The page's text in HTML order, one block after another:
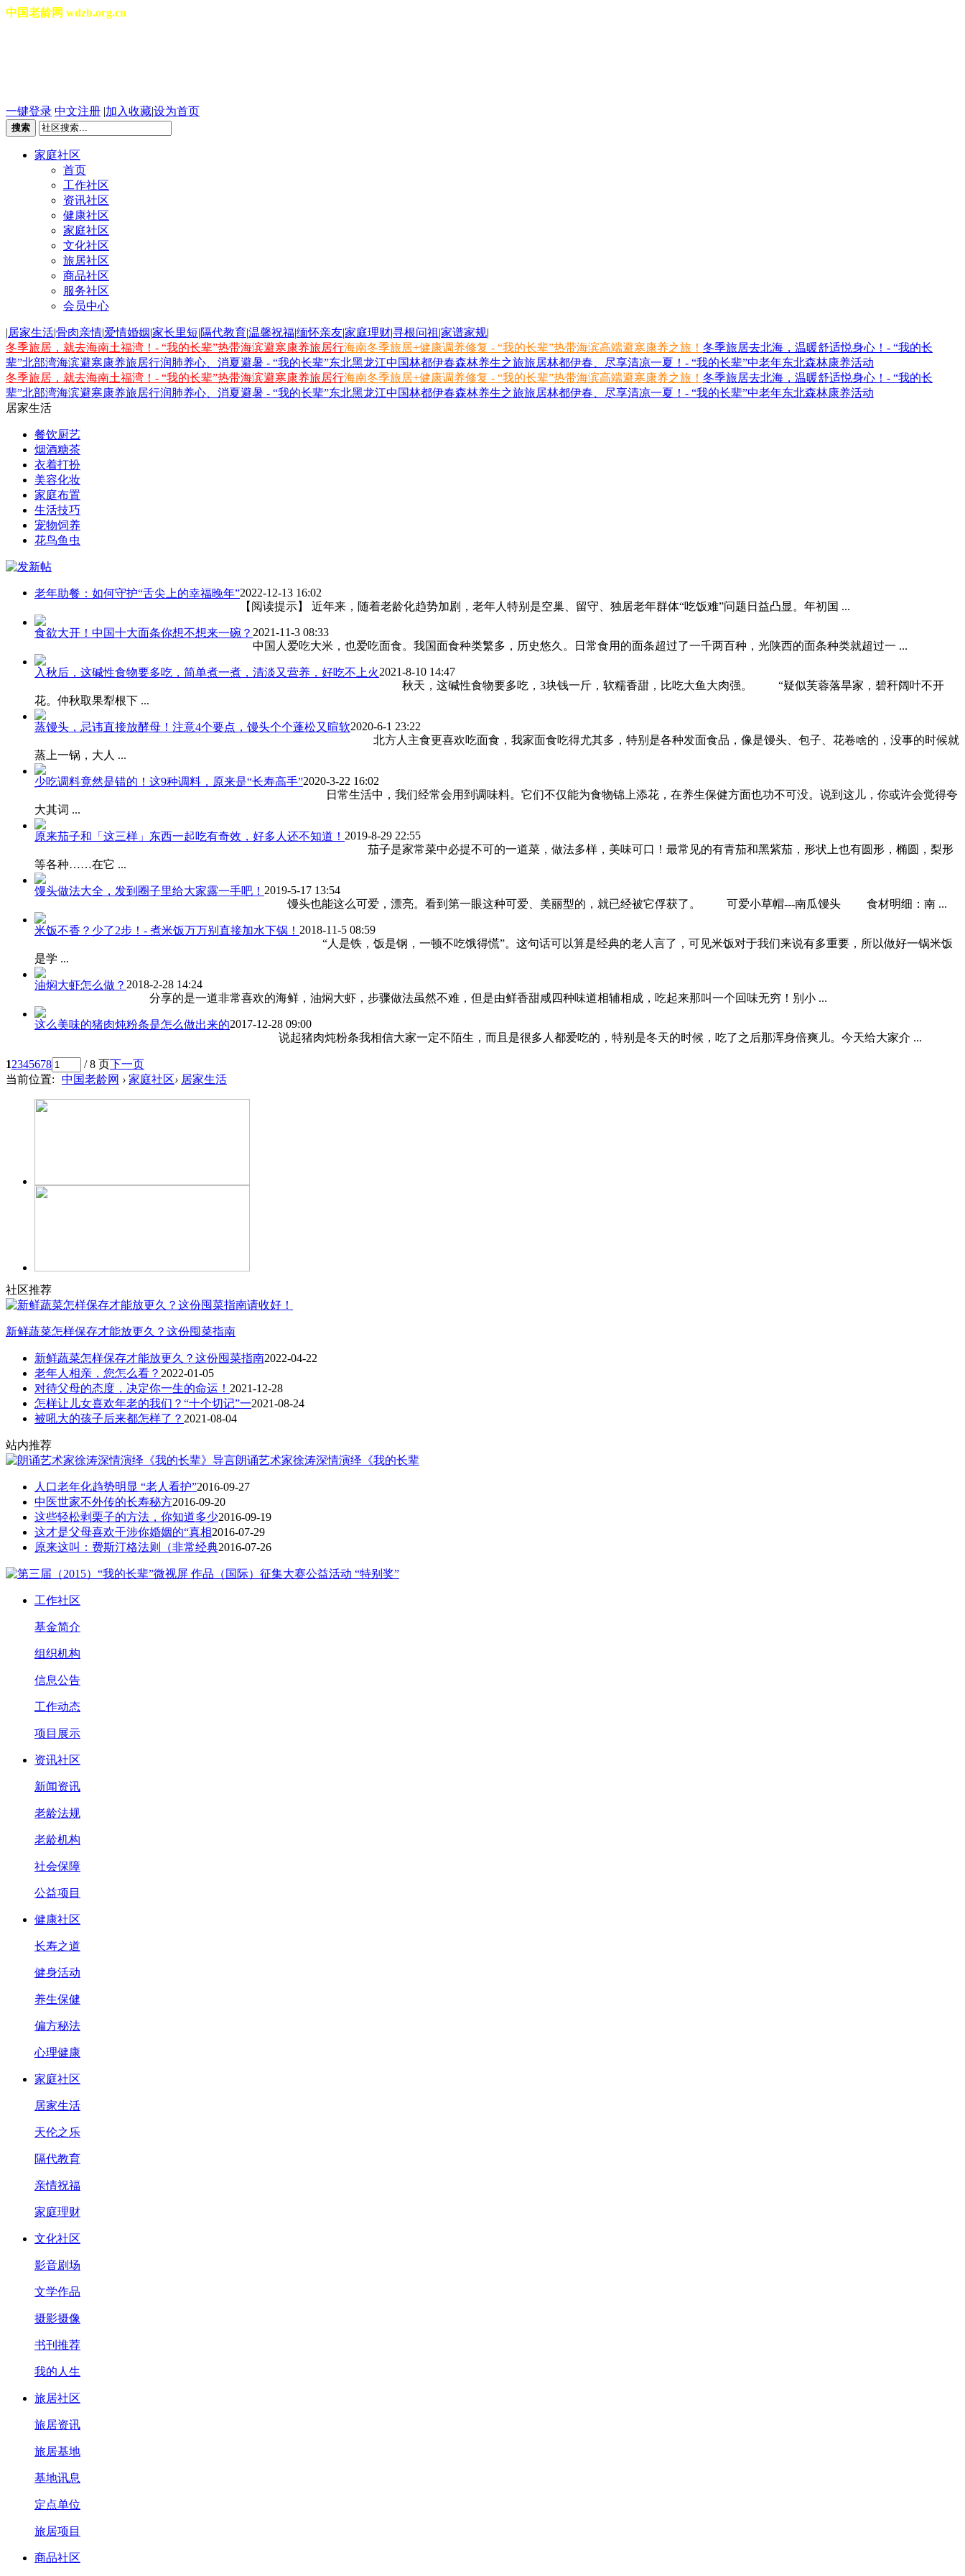
中国老龄网 wdzb.org.cn
一键登录 中文注册 |加入收藏|设为首页
搜索
家庭社区
首页
工作社区
资讯社区
健康社区
家庭社区
文化社区
旅居社区
商品社区
服务社区
会员中心
|居家生活|骨肉亲情|爱情婚姻|家长里短|隔代教育|温馨祝福|缅怀亲友|家庭理财|寻根问祖 |家谱家规|
冬季旅居，就去海南土福湾！- “我的长辈”热带海滨避寒康养旅居行海南冬季旅居+健康调养修复 - “我的长辈”热带海滨高端避寒康养之旅！ 冬季旅居去北海，温暖舒适悦身心！- “我的长
辈”北部湾海滨避寒康养旅居行润肺养心、消夏避暑 - “我的长辈”东北黑龙江中国林都伊春森林养生之旅旅居林都伊春、尽享清凉一夏！- “我的长辈”中老年东北森林康养活动
冬季旅居，就去海南土福湾！- “我的长辈”热带海滨避寒康养旅居行海南冬季旅居+健康调养修复 - “我的长辈”热带海滨高端避寒康养之旅！ 冬季旅居去北海，温暖舒适悦身心！- “我的长
辈”北部湾海滨避寒康养旅居行润肺养心、消夏避暑 - “我的长辈”东北黑龙江中国林都伊春森林养生之旅旅居林都伊春、尽享清凉一夏！- “我的长辈”中老年东北森林康养活动
居家生活
餐饮厨艺
烟酒糖茶
衣着打扮
美容化妆
家庭布置
生活技巧
宠物饲养
花鸟鱼虫
老年助餐：如何守护“舌尖上的幸福晚年”2022-12-13 16:02
【阅读提示】 近年来，随着老龄化趋势加剧，老年人特别是空巢、留守、独居老年群体“吃饭难”问题日益凸显。年初国 ...
食欲大开！中国十大面条你想不想来一碗？ 2021-11-3 08:33
中国人爱吃大米，也爱吃面食。我国面食种类繁多，历史悠久。日常食用的面条超过了一千两百种，光陕西的面条种类就超过一 ...
入秋后，这碱性食物要多吃，简单煮一煮，清淡又营养，好吃不上火2021-8-10 14:47
秋天，这碱性食物要多吃，3块钱一斤，软糯香甜，比吃大鱼大肉强。 “疑似芙蓉落旱家，碧秆阔叶不开
花。仲秋取果犁根下 ...
蒸馒头，忌讳直接放酵母！注意4个要点，馒头个个蓬松又暄软2020-6-1 23:22
北方人主食更喜欢吃面食，我家面食吃得尤其多，特别是各种发面食品，像是馒头、包子、花卷啥的，没事的时候就
蒸上一锅，大人 ...
少吃调料竟然是错的！这9种调料，原来是“长寿高手”2020-3-22 16:02
日常生活中，我们经常会用到调味料。它们不仅能为食物锦上添花，在养生保健方面也功不可没。说到这儿，你或许会觉得夸
大其词 ...
原来茄子和「这三样」东西一起吃有奇效，好多人还不知道！ 2019-8-29 22:55
茄子是家常菜中必提不可的一道菜，做法多样，美味可口！最常见的有青茄和黑紫茄，形状上也有圆形，椭圆，梨形
等各种……在它 ...
馒头做法大全，发到圈子里给大家露一手吧！ 2019-5-17 13:54
馒头也能这么可爱，漂亮。看到第一眼这种可爱、美丽型的，就已经被它俘获了。 可爱小草帽---南瓜馒头 食材明细：南 ...
米饭不香？少了2步！- 煮米饭万万别直接加水下锅！ 2018-11-5 08:59
“人是铁，饭是钢，一顿不吃饿得慌”。这句话可以算是经典的老人言了，可见米饭对于我们来说有多重要，所以做好一锅米饭
是学 ...
油焖大虾怎么做？ 2018-2-28 14:24
分享的是一道非常喜欢的海鲜，油焖大虾，步骤做法虽然不难，但是由鲜香甜咸四种味道相辅相成，吃起来那叫一个回味无穷！别小 ...
这么美味的猪肉炖粉条是怎么做出来的2017-12-28 09:00
说起猪肉炖粉条我相信大家一定不陌生，而且是很多人都爱吃的，特别是冬天的时候，吃了之后那浑身倍爽儿。今天给大家介 ...
12345678 / 8 页下一页
当前位置:
中国老龄网 › 家庭社区› 居家生活
社区推荐
新鲜蔬菜怎样保存才能放更久？这份囤菜指南
新鲜蔬菜怎样保存才能放更久？这份囤菜指南2022-04-22
老年人相亲，您怎么看？ 2022-01-05
对待父母的态度，决定你一生的命运！ 2021-12-28
怎样让儿女喜欢年老的我们？“十个切记”一2021-08-24
被吼大的孩子后来都怎样了？ 2021-08-04
站内推荐
朗诵艺术家徐涛深情演绎《我的长辈
人口老年化趋势明显 “老人看护”2016-09-27
中医世家不外传的长寿秘方2016-09-20
这些轻松剥栗子的方法，你知道多少2016-09-19
这才是父母喜欢干涉你婚姻的“真相2016-07-29
原来这叫：费斯汀格法则（非常经典2016-07-26
工作社区
基金简介
组织机构
信息公告
工作动态
项目展示
资讯社区
新闻资讯
老龄法规
老龄机构
社会保障
公益项目
健康社区
长寿之道
健身活动
养生保健
偏方秘法
心理健康
家庭社区
居家生活
天伦之乐
隔代教育
亲情祝福
家庭理财
文化社区
影音剧场
文学作品
摄影摄像
书刊推荐
我的人生
旅居社区
旅居资讯
旅居基地
基地讯息
定点单位
旅居项目
商品社区